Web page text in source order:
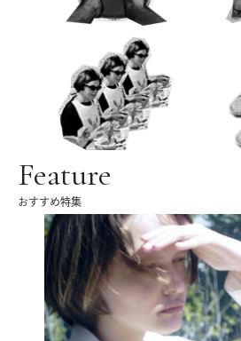
Feature
おすすめ特集